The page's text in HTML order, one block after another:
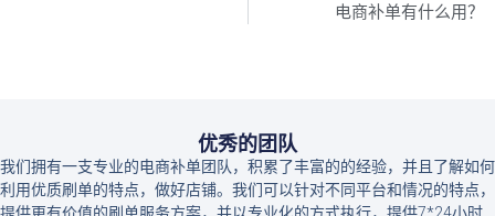
电商补单有什么用？
优秀的团队
我们拥有一支专业的电商补单团队，积累了丰富的的经验，并且了解如何
利用优质刷单的特点，做好店铺。我们可以针对不同平台和情况的特点，